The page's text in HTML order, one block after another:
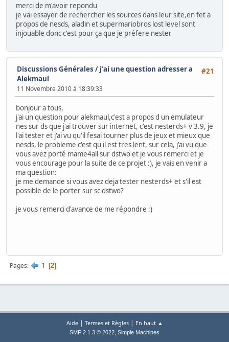
merci de m'avoir repondu
je vai essayer de rechercher les sources dans leur site,en fet a
propos de nesds, aladin et supermariobros lost level sont
injouable donc c'est pour ça que je préfere nester
#21
Discussions Générales / j'ai une question adresser a
Alekmaul
11 Novembre 2010 à 18:39:33
bonjour a tous,
j'ai un question pour alekmaul,c'est a propos d un emulateur
nes sur ds que j'ai trouver sur internet, c'est nesterds+ v 3.9, je
l'ai tester et j'ai vu qu'il fesai tourner plus de jeux et mieux que
nesds, le probleme c'est qu il est tres lent, sur cela, j'ai vu que
vous avez porté mame4all sur dstwo et je vous remerci et je
vous encourage pour la suite de ce projet :), je vais en venir a
ma question:
je me demande si vous avez deja tester nesterds+ et s'il est
possible de le porter sur sc dstwo?
je vous remerci d'avance de me répondre :)
Pages 1 2
Aide| Termes et Règles| En haut ▲
SMF 2.1.3 © 2022, Simple Machines